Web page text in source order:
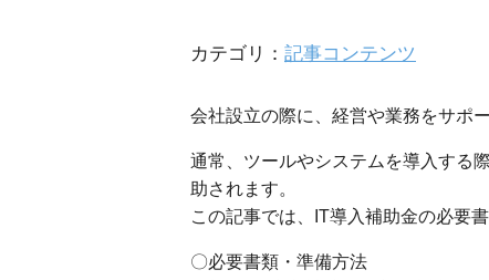
カテゴリ： 記事コンテンツ
会社設立の際に、経営や業務をサポ
通常、ツールやシステムを導入する
助されます。
この記事では、IT導入補助金の必要
〇必要書類・準備方法